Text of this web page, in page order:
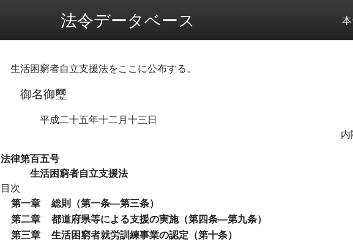
法令データベース
生活困窮者自立支援法をここに公布する。
御名御璽
平成二十五年十二月十三日
法律第百五号
生活困窮者自立支援法
目次
第一章
総則（第一条―第三条）
第二章
都道府県等による支援の実施（第四条―第九条）
第三章
生活困窮者就労訓練事業の認定（第十条）